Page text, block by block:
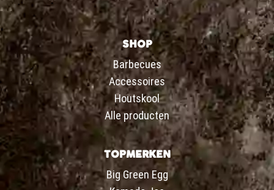
SHOP
Barbecues
Accessoires
Houtskool
Alle producten
TOPMERKEN
Big Green Egg